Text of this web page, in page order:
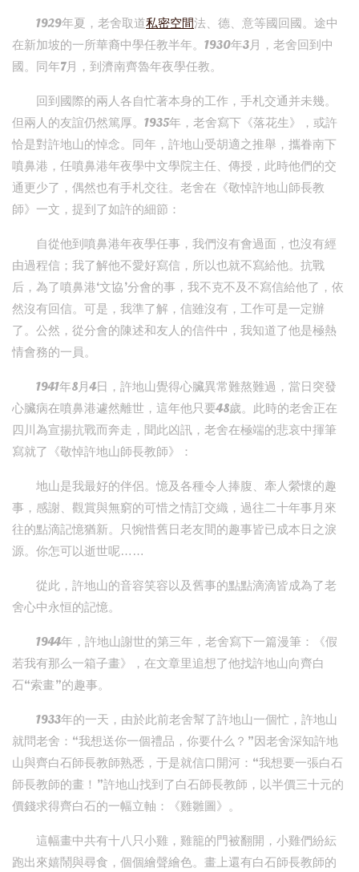
1929年夏，老舍取道私密空間法、德、意等國回國。途中
在新加坡的一所華裔中學任教半年。1930年3月，老舍回到中
國。同年7月，到濟南齊魯年夜學任教。
回到國際的兩人各自忙著本身的工作，手札交通并未幾。
但兩人的友誼仍然篤厚。1935年，老舍寫下《落花生》，或許
恰是對許地山的悼念。同年，許地山受胡適之推舉，攜眷南下
噴鼻港，任噴鼻港年夜學中文學院主任、傳授，此時他們的交
通更少了，偶然也有手札交往。老舍在《敬悼許地山師長教
師》一文，提到了如許的細節：
自從他到噴鼻港年夜學任事，我們沒有會過面，也沒有經
由過程信；我了解他不愛好寫信，所以也就不寫給他。抗戰
后，為了噴鼻港‘文協’分會的事，我不克不及不寫信給他了，依
然沒有回信。可是，我準了解，信雖沒有，工作可是一定辦
了。公然，從分會的陳述和友人的信件中，我知道了他是極熱
情會務的一員。
1941年8月4日，許地山覺得心臟異常難熬難過，當日突發
心臟病在噴鼻港遽然離世，這年他只要48歲。此時的老舍正在
四川為宣揚抗戰而奔走，聞此凶訊，老舍在極端的悲哀中揮筆
寫就了《敬悼許地山師長教師》：
地山是我最好的伴侶。憶及各種令人捧腹、牽人縈懷的趣
事，感謝、觀賞與無窮的可惜之情訂交織，過往二十年事月來
往的點滴記憶猶新。只惋惜舊日老友間的趣事皆已成本日之淚
源。你怎可以逝世呢……
從此，許地山的音容笑容以及舊事的點點滴滴皆成為了老
舍心中永恒的記憶。
1944年，許地山謝世的第三年，老舍寫下一篇漫筆：《假
若我有那么一箱子畫》，在文章里追想了他找許地山向齊白
石“索畫”的趣事。
1933年的一天，由於此前老舍幫了許地山一個忙，許地山
就問老舍：“我想送你一個禮品，你要什么？”因老舍深知許地
山與齊白石師長教師熟悉，于是就信口開河：“我想要一張白石
師長教師的畫！”許地山找到了白石師長教師，以半價三十元的
價錢求得齊白石的一幅立軸：《雞雛圖》。
這幅畫中共有十八只小雞，雞籠的門被翻開，小雞們紛紜
跑出來嬉鬧與尋食，個個繪聲繪色。畫上還有白石師長教師的